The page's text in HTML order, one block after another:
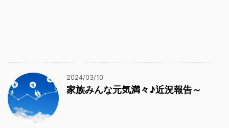
2024/03/10
家族みんな元気満々♪近況報告～